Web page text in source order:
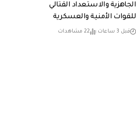
الجاهزية والاستعداد القتالي
للقوات الأمنية والعسكرية
قبل 3 ساعات 22 مشاهدات